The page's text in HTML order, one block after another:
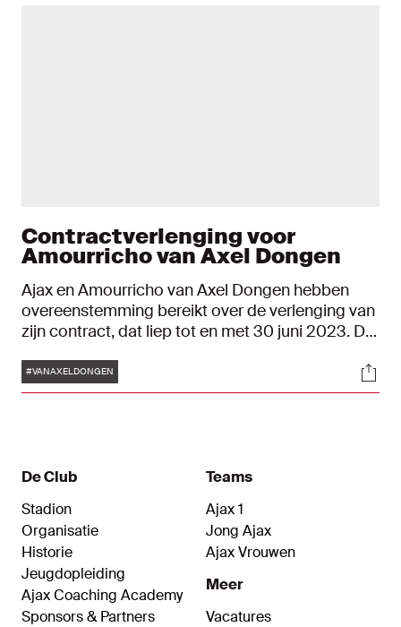
Contractverlenging voor
Amourricho van Axel Dongen
Ajax en Amourricho van Axel Dongen hebben
overeenstemming bereikt over de verlenging van
zijn contract, dat liep tot en met 30 juni 2023. De
aanvaller, die vanaf nu onder de naam
Amourricho zal spelen, loopt tot en met 30 juni
Tags
#VANAXELDONGEN
De Club
Stadion
Organisatie
Historie
Jeugdopleiding
Ajax Coaching Academy
Sponsors & Partners
Teams
Ajax 1
Jong Ajax
Ajax Vrouwen
Meer
Vacatures